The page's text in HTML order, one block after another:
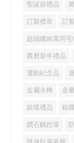
聖誕節禮品
訂製襟章 訂
超細纖維萬用毛
農曆新年禮品
運動紀念品
金屬水樽 金
銀碟禮品 銀
鑽石觸控筆